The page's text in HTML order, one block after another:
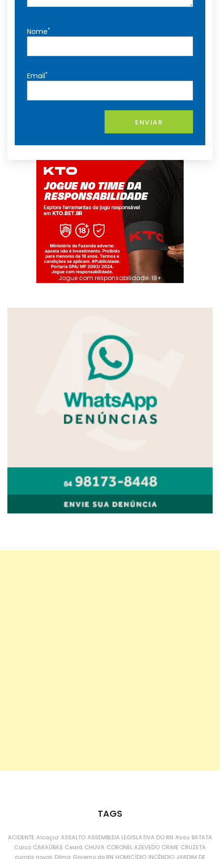
Nome*
Email*
ENVIAR
Jogue com responsabilidade. 18+
TAGS
ACIDENTE Alcaçuz ASSALTO ASSEMBLEIA LEGISLATIVA DO RN Assu BATATA
Caicó CARAÚBAS Ceará CHUVA CORONEL AZEVEDO CRIME CRUZETA
currais novos Dilma Governo do RN HOMICÍDIO INCÊNDIO JARDIM DE